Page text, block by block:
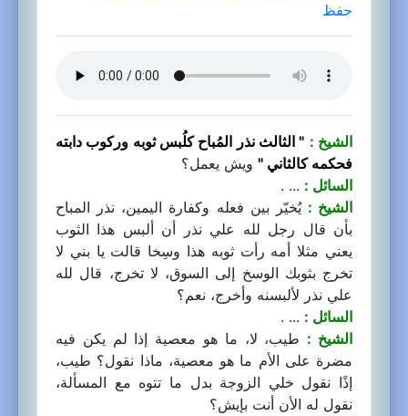
حفظ
الشيخ : " الثالث نذر المُباح كلُبس ثوبه وركوب دابته
فحكمه كالثاني " ويش يعمل؟
السائل : ... .
الشيخ : يُخيّر بين فعله وكفارة اليمين، نذر المباح
بأن قال رجل لله علي نذر أن ألبس هذا الثوب
يعني مثلا أمه رأت ثوبه هذا وسِخا قالت يا بني لا
تخرج بثوبك الوسخ إلى السوق، لا تخرج، قال لله
علي نذر لألبسنه وأخرج، نعم؟
السائل : ... .
الشيخ : طيب، لا، ما هو معصية إذا لم يكن فيه
مضرة على الأم ما هو معصية، ماذا نقول؟ طيب،
إذًا نقول خلي الزوجة بدل ما تتوه مع المسألة،
نقول له الأن أنت بإيش؟